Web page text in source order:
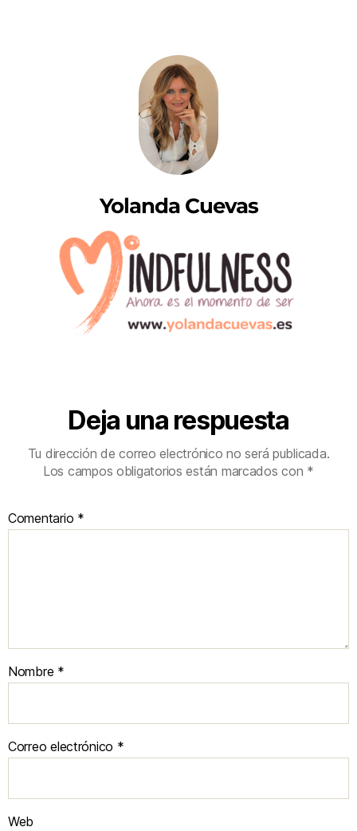
Yolanda Cuevas
Deja una respuesta
Tu dirección de correo electrónico no será publicada.
Los campos obligatorios están marcados con *
Comentario *
Nombre *
Correo electrónico *
Web